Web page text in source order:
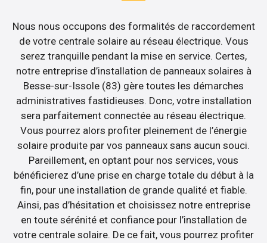
Nous nous occupons des formalités de raccordement
de votre centrale solaire au réseau électrique. Vous
serez tranquille pendant la mise en service. Certes,
notre entreprise d’installation de panneaux solaires à
Besse-sur-Issole (83) gère toutes les démarches
administratives fastidieuses. Donc, votre installation
sera parfaitement connectée au réseau électrique.
Vous pourrez alors profiter pleinement de l’énergie
solaire produite par vos panneaux sans aucun souci.
Pareillement, en optant pour nos services, vous
bénéficierez d’une prise en charge totale du début à la
fin, pour une installation de grande qualité et fiable.
Ainsi, pas d’hésitation et choisissez notre entreprise
en toute sérénité et confiance pour l’installation de
votre centrale solaire. De ce fait, vous pourrez profiter